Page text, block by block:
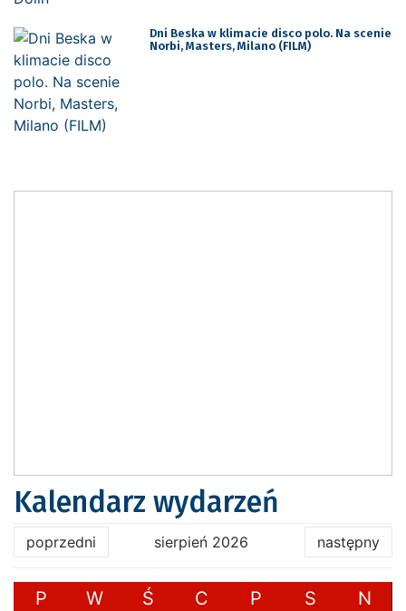
Dni Beska w klimacie disco polo. Na scenie
Norbi, Masters, Milano (FILM)
Kalendarz wydarzeń
poprzedni sierpień 2026 następny
P W Ś C P S N